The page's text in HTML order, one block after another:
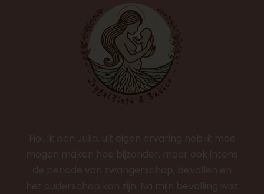
Hoi, ik ben Julia, uit eigen ervaring heb ik mee
mogen maken hoe bijzonder, maar ook intens
de periode van zwangerschap, bevallen en
het ouderschap kan zijn. Na mijn bevalling wist